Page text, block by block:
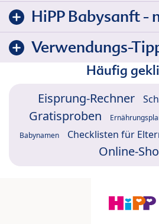
HiPP Babysanft -
Verwendungs-
Häufig
Eisprung-Rechner
Gratisproben
Babynamen Checklisten für
Online-